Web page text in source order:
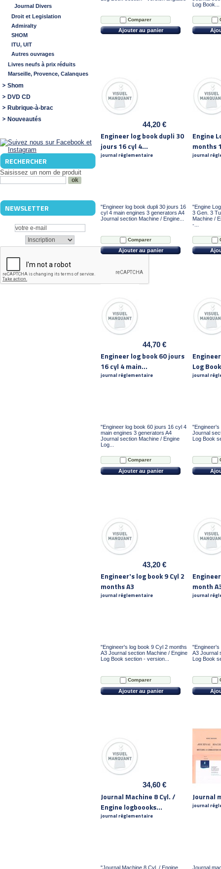
Journal Divers
Droit et Legislation
Admiralty
SHOM
ITU, UIT
Autres ouvrages
Livres neufs à prix réduits
Marseille, Provence, Calanques
Shom
DVD CD
Rubrique-à-brac
Nouveautés
RECHERCHER
Saisissez un nom de produit
NEWSLETTER
Comparer
Ajouter au panier
Log Book...
44,20 €
Engineer log book dupli 30
jours 16 cyl 4...
journal réglementaire
"Engineer log book dupli 30 jours 16
cyl 4 main engines 3 generators A4
Journal section Machine / Engine...
Comparer
Ajouter au panier
Engine
months
journal
"Engine
3 Gen. 3
Machine /
-...
44,70 €
Engineer log book 60 jours
16 cyl 4 main...
journal réglementaire
"Engineer log book 60 jours 16 cyl 4
main engines 3 generators A4
Journal section Machine / Engine
Log...
Comparer
Ajouter au panier
Log Book
journal
Journal
Log Book
43,20 €
Engineer's log book 9 Cyl 2
months A3
journal réglementaire
"Engineer's log book 9 Cyl 2 months
A3 Journal section Machine / Engine
Log Book section - version...
Comparer
Ajouter au panier
month
journal
"Engineer's
A3 Journal
Log Book
34,60 €
Journal Machine 8 Cyl. /
Engine logboooks...
journal réglementaire
"Journal Machine 8 Cyl. / Engine
Journal
journal
Journal